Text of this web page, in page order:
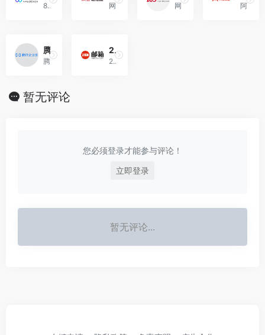
88完美邮箱(www.88.com)是一款专注于沟通的免费电子办公邮箱,致力于打造新一代中国个人免费邮箱,88.com是中国人都喜欢的吉祥域名,88蕴含着“财富、幸运、美好”等寓意,拥有一个@88.com的好名字商务邮箱,将是陪伴您一生的财富,陪伴您一生的幸运,陪伴您一生的美好 网易是中国领先的互联网技术公司，为用户提供免费邮箱、游戏、搜索引擎服务，开设新闻、娱乐、体育等30多个内容频道，及博客、视频、论坛等互动交流，网聚人的力量。 网易163免费邮箱--中文邮箱第一品牌。容量自动翻倍,支持50兆附件,免费开通手机号码邮箱赠送3G超大附件服务。 阿里邮箱是阿里云基于飞天平台自主研发的云原生分布式邮箱系统。
腾讯企业邮箱
腾讯企业邮箱，唯一可以在微信中收发邮件的企业邮箱。购买收费版企业邮箱，免费赠送域名。每帐号每年100元起，多重优惠折扣，企业邮箱限时免费试用中。
21CN免费邮箱
21CN免费邮箱--中文电子邮箱著名品牌之一。大容量，免费开通手机号码邮，10G超大空间。支持PC、手机、平板的客户端收发电子邮件。
暂无评论
您必须登录才能参与评论！
立即登录
暂无评论...